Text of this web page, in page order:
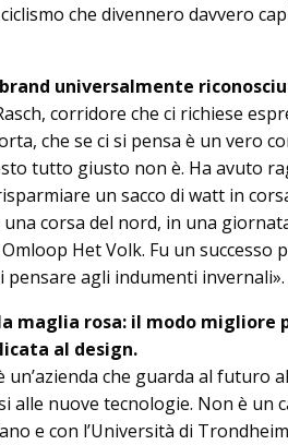
che divennero davvero
universalmente
corridore che ci richiese
che se ci si pensa è un vero
tutto giusto non è. Ha avuto
un sac­co di watt in
corsa del nord, in una
Het Volk. Fu un successo
pensare agli indumenti invernali».
maglia rosa: il modo migliore
al design.
un’azienda che guarda al futuro
alle nuove tecnologie. Non è un
e con l’Università di